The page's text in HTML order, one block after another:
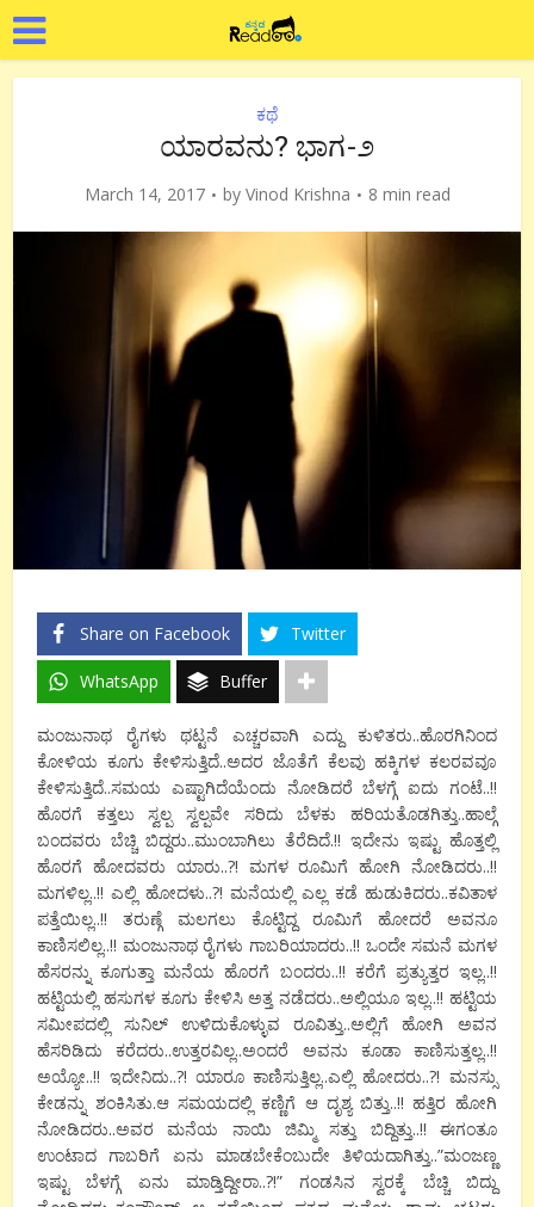
ಕಥೆ
ಯಾರವನು? ಭಾಗ-೨
March 14, 2017 by Vinod Krishna 8 min read
Share on Facebook Twitter
WhatsApp Buffer
ಮಂಜುನಾಥ ರೈಗಳು ಥಟ್ಟನೆ ಎಚ್ಚರವಾಗಿ ಎದ್ದು ಕುಳಿತರು..ಹೊರಗಿನಿಂದ
ಕೋಳಿಯ ಕೂಗು ಕೇಳಿಸುತ್ತಿದೆ..ಅದರ ಜೊತೆಗೆ ಕೆಲವು ಹಕ್ಕಿಗಳ ಕಲರವವೂ
ಕೇಳಿಸುತ್ತಿದೆ..ಸಮಯ ಎಷ್ಟಾಗಿದೆಯೆಂದು ನೋಡಿದರೆ ಬೆಳಗ್ಗೆ ಐದು ಗಂಟೆ..!!
ಹೊರಗೆ ಕತ್ತಲು ಸ್ವಲ್ಪ ಸ್ವಲ್ಪವೇ ಸರಿದು ಬೆಳಕು ಹರಿಯತೊಡಗಿತ್ತು..ಹಾಲ್ಗೆ
ಬಂದವರು ಬೆಚ್ಚಿ ಬಿದ್ದರು..ಮುಂಬಾಗಿಲು ತೆರೆದಿದೆ.!! ಇದೇನು ಇಷ್ಟು ಹೊತ್ತಲ್ಲಿ
ಹೊರಗೆ ಹೋದವರು ಯಾರು..?! ಮಗಳ ರೂಮಿಗೆ ಹೋಗಿ ನೋಡಿದರು..!!
ಮಗಳಿಲ್ಲ..!! ಎಲ್ಲಿ ಹೋದಳು..?! ಮನೆಯಲ್ಲಿ ಎಲ್ಲ ಕಡೆ ಹುಡುಕಿದರು..ಕವಿತಾಳ
ಪತ್ತೆಯಿಲ್ಲ..!! ತರುಣ್ಗೆ ಮಲಗಲು ಕೊಟ್ಟಿದ್ದ ರೂಮಿಗೆ ಹೋದರೆ ಅವನೂ
ಕಾಣಿಸಲಿಲ್ಲ..!! ಮಂಜುನಾಥ ರೈಗಳು ಗಾಬರಿಯಾದರು..!! ಒಂದೇ ಸಮನೆ ಮಗಳ
ಹೆಸರನ್ನು ಕೂಗುತ್ತಾ ಮನೆಯ ಹೊರಗೆ ಬಂದರು..!! ಕರೆಗೆ ಪ್ರತ್ಯುತ್ತರ ಇಲ್ಲ..!!
ಹಟ್ಟಿಯಲ್ಲಿ ಹಸುಗಳ ಕೂಗು ಕೇಳಿಸಿ ಅತ್ತ ನಡೆದರು..ಅಲ್ಲಿಯೂ ಇಲ್ಲ..!! ಹಟ್ಟಿಯ
ಸಮೀಪದಲ್ಲಿ ಸುನಿಲ್ ಉಳಿದುಕೊಳ್ಳುವ ರೂವಿತ್ತು..ಅಲ್ಲಿಗೆ ಹೋಗಿ ಅವನ
ಹೆಸರಿಡಿದು ಕರೆದರು..ಉತ್ತರವಿಲ್ಲ..ಅಂದರೆ ಅವನು ಕೂಡಾ ಕಾಣಿಸುತ್ತಲ್ಲ..!!
ಅಯ್ಯೋ..!! ಇದೇನಿದು..?! ಯಾರೂ ಕಾಣಿಸುತ್ತಿಲ್ಲ..ಎಲ್ಲಿ ಹೋದರು..?! ಮನಸ್ಸು
ಕೇಡನ್ನು ಶಂಕಿಸಿತು.ಆ ಸಮಯದಲ್ಲಿ ಕಣ್ಣಿಗೆ ಆ ದೃಶ್ಯ ಬಿತ್ತು..!! ಹತ್ತಿರ ಹೋಗಿ
ನೋಡಿದರು..ಅವರ ಮನೆಯ ನಾಯಿ ಜಿಮ್ಮಿ ಸತ್ತು ಬಿದ್ದಿತ್ತು..!! ಈಗಂತೂ
ಉಂಟಾದ ಗಾಬರಿಗೆ ಏನು ಮಾಡಬೇಕೆಂಬುದೇ ತಿಳಿಯದಾಗಿತ್ತು..”ಮಂಜಣ್ಣ
ಇಷ್ಟು ಬೆಳಗ್ಗೆ ಏನು ಮಾಡ್ತಿದ್ದೀರಾ..?!” ಗಂಡಸಿನ ಸ್ವರಕ್ಕೆ ಬೆಚ್ಚಿ ಬಿದ್ದು